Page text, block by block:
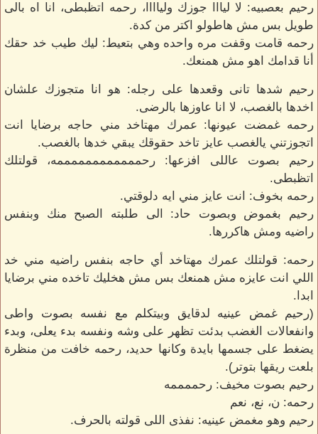
رحيم بعصبيه: لا ليااا جوزك ولياااا، رحمه اتظبطى، انا اه بالى
طويل بس مش هاطولو اكتر من كدة.
رحمه قامت وقفت مره واحده وهي بتعيط: ليك طيب خد حقك
أنا قدامك اهو مش همنعك.
رحيم شدها تانى وقعدها على رجله: هو انا متجوزك علشان
اخدها بالغصب، لا انا عاوزها بالرضى.
رحمه غمضت عيونها: عمرك مهتاخد مني حاجه برضايا انت
اتجوزتني يالغصب عايز تاخد حقوقك يبقي خدها بالغصب.
رحيم بصوت عاللى افزعها: رحممممممممممممه، قولتلك
اتظبطى.
رحمه بخوف: انت عايز مني ايه دلوقتي.
رحيم بغموض وبصوت حاد: الى طلبته الصبح منك وبنفس
راضيه ومش هاكررها.
رحمه: قولتلك عمرك مهتاخد أي حاجه بنفس راضيه مني خد
اللي انت عايزه مش همنعك بس مش هخليك تاخده مني برضايا
ابدا.
(رحيم غمض عينيه لدقايق وبيتكلم مع نفسه بصوت واطى
وانفعالات الغضب بدئت تظهر على وشه ونفسه بدء يعلى، وبدء
يضغط على جسمها بايدة وكانها حديد، رحمه خافت من منظرة
بلعت ريقها بتوتر).
رحيم بصوت مخيف: رحممممه
رحمه: ن، نع، نعم
رحيم وهو مغمض عينيه: نفذى اللى قولته بالحرف.